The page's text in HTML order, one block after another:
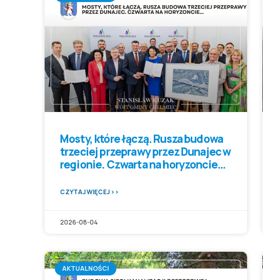
Mosty, które łączą. Rusza budowa
trzeciej przeprawy przez Dunajec w
regionie. Czwarta na horyzoncie…
CZYTAJ WIĘCEJ >>
2026-08-04
AKTUALNOŚCI